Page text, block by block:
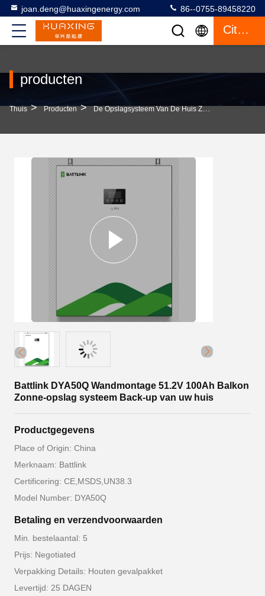
joan.deng@huaxingenergy.com 86--0755-89458220
Citaat
producten
Thuis > Producten > De Opslagsysteem Van De Huis Zonne-Energie >
Battlink DYA50Q Wandmontage 51.2V 100Ah Balkon
Zonne-opslag systeem Back-up van uw huis
Productgegevens
Place of Origin: China
Merknaam: Battlink
Certificering: CE,MSDS,UN38.3
Model Number: DYA50Q
Betaling en verzendvoorwaarden
Min. bestelaantal: 5
Prijs: Negotiated
Verpakking Details: Houten gevalpakket
Levertijd: 25 DAGEN